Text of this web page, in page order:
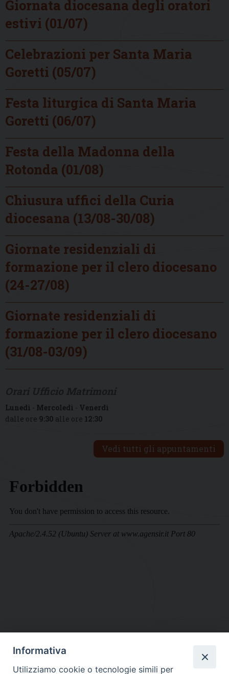
Giornata diocesana degli oratori
estivi (01/07)
Celebrazioni per Santa Maria
Goretti (05/07)
Festa liturgica di Santa Maria
Goretti (06/07)
Festa della Madonna della
Rotonda (01/08)
Chiusura uffici della Curia
diocesana (13/08-30/08)
Giornate residenziali di
formazione per il clero diocesano
(24-27/08)
Giornate residenziali di
formazione per il clero diocesano
(31/08-03/09)
Lunedì - Mercoledì - Venerdì
dalle ore 9:30 alle ore 12:30
Vedi tutti gli appuntamenti
DIOCESI SUBURBICARIA DI ALBANO
Informativa
Utilizziamo cookie o tecnologie simili per